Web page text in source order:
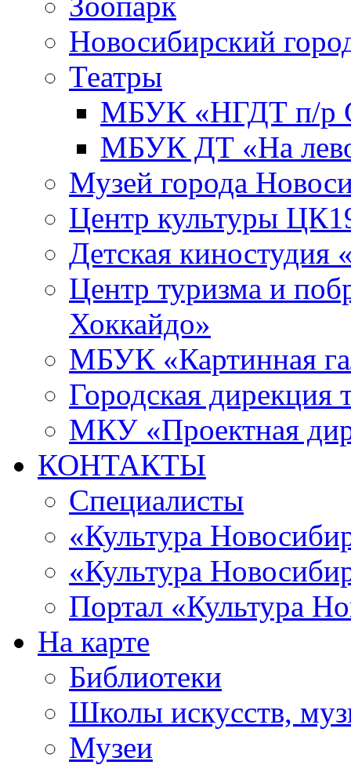
Новосибирский
Театры
МБУК «НГДТ п/р
МБУК ДТ «На
Музей города
Центр культуры
Детская киностудия
Центр туризма и
Хоккайдо»
МБУК «Картинная
Городская дирекция
МКУ «Проектная
КОНТАКТЫ
Специалисты
«Культура
«Культура
Портал «Культура
На карте
Библиотеки
Школы искусств,
Музеи